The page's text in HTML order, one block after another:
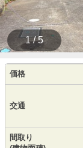
1 / 5
価格
交通
間取り